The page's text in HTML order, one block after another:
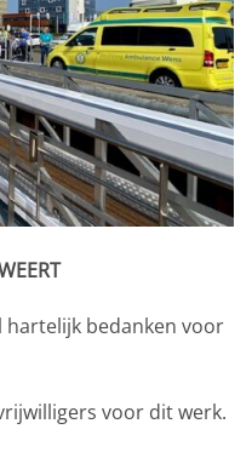
hartelijk bedanken voor
voor dit werk.